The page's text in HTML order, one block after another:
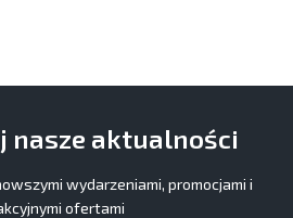
nasze aktualności
wydarzeniami, promocjami i
ofertami